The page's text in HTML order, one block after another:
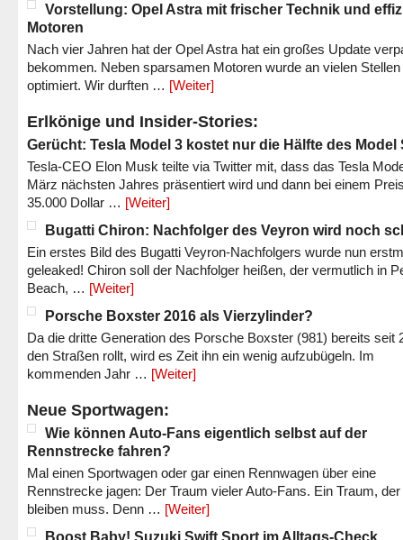
Vorstellung: Opel Astra mit frischer Technik und
Motoren
Nach vier Jahren hat der Opel Astra hat ein großes Update
bekommen. Neben sparsamen Motoren wurde an vielen Stellen
optimiert. Wir durften … [Weiter]
Erlkönige und Insider-Stories:
Gerücht: Tesla Model 3 kostet nur die Hälfte des Model
Tesla-CEO Elon Musk teilte via Twitter mit, dass das Tesla
März nächsten Jahres präsentiert wird und dann bei einem
35.000 Dollar … [Weiter]
Bugatti Chiron: Nachfolger des Veyron wird noch
Ein erstes Bild des Bugatti Veyron-Nachfolgers wurde nun
geleaked! Chiron soll der Nachfolger heißen, der vermutlich in
Beach, … [Weiter]
Porsche Boxster 2016 als Vierzylinder?
Da die dritte Generation des Porsche Boxster (981) bereits seit
den Straßen rollt, wird es Zeit ihn ein wenig aufzubügeln. Im
kommenden Jahr … [Weiter]
Neue Sportwagen:
Wie können Auto-Fans eigentlich selbst auf der
Rennstrecke fahren?
Mal einen Sportwagen oder gar einen Rennwagen über eine
Rennstrecke jagen: Der Traum vieler Auto-Fans. Ein Traum,
bleiben muss. Denn … [Weiter]
Boost Baby! Suzuki Swift Sport im Alltags-Check